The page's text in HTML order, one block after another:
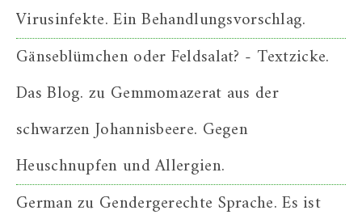
Virusinfekte. Ein Behandlungsvorschlag.
Gänseblümchen oder Feldsalat? - Textzicke.
Das Blog. zu Gemmomazerat aus der
schwarzen Johannisbeere. Gegen
Heuschnupfen und Allergien.
Germanzu Gendergerechte Sprache. Es ist